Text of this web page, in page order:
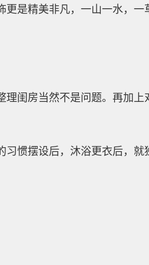
是精美非凡，一山一水，一
闺房当然不是问题。再加上
惯摆设后，沐浴更衣后，就